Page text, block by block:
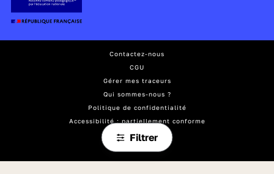
Filtrer
Contactez-nous
CGU
Gérer mes traceurs
Qui sommes-nous ?
Politique de confidentialité
Accessibilité : partiellement conforme
Mentions légales